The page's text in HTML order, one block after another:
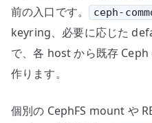
前の入口です。
ceph-
keyring、必要に応じた
で、各 host から既存
作ります。
個別の CephFS mount や